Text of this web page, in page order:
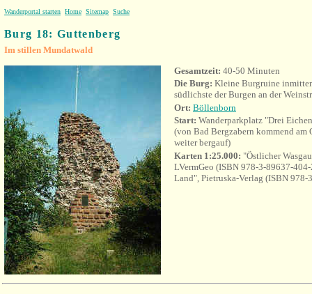
Wanderportal starten Home Sitemap Suche
Burg 18: Guttenberg
Im stillen Mundatwald
Gesamtzeit: 40-50 Minuten
Die Burg: Kleine Burgruine
südlichste der Burgen an der
Ort: Böllenborn
Start: Wanderparkplatz "Drei
(von Bad Bergzabern kommend
weiter bergauf)
Karten 1:25.000: "Östlicher
LVermGeo (ISBN 978-3-89637-
Land", Pietruska-Verlag (ISBN 978-